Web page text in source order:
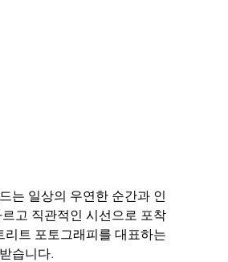
는 일상의 우연한 순간과 인
고 직관적인 시선으로 포착
리트 포토그래피를 대표하는
습니다.